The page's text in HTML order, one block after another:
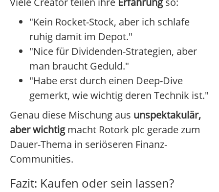
"Kein Rocket-Stock, aber ich schlafe
ruhig damit im Depot."
"Nice für Dividenden-Strategien, aber
man braucht Geduld."
"Habe erst durch einen Deep-Dive
gemerkt, wie wichtig deren Technik ist."
Genau diese Mischung aus unspektakulär,
aber wichtigmacht Rotork plc gerade zum
Dauer-Thema in seriöseren Finanz-
Communities.
Fazit: Kaufen oder sein lassen?